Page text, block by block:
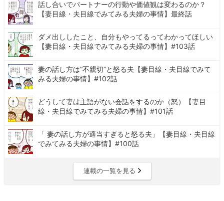
話し合いでパートナーの行動や価値観は変わるのか？
【妻目線・夫目線でみてみる夫婦の事情】最終話
ダメ出ししたこと、自分もやってるってわかってほしい
【妻目線・夫目線でみてみる夫婦の事情】#103話
妻の話し方は“不親切”と怒る夫【妻目線・夫目線でみて
みる夫婦の事情】#102話
どうして妻は主語がない会話をするのか（怒）【妻目
線・夫目線でみてみる夫婦の事情】#101話
「 妻の話し方が適当すぎると怒る夫」【妻目線・夫目線
でみてみる夫婦の事情】#100話
連載の一覧を見る